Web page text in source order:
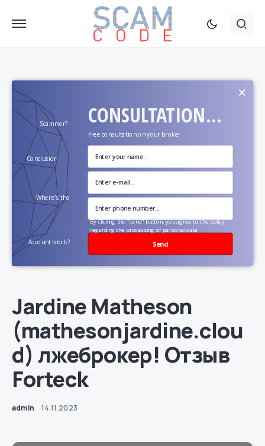
CONSULTATION...
Free consultation on your broker
Scammer?
Conclusion?
Where's the
money?
Account block? Send
×
By clicking the "send" button, you agree to the policy
regarding the processing of personal data
Jardine Matheson
(mathesonjardine.clou
d) лжеброкер! Отзыв
Forteck
admin 14.11.2023